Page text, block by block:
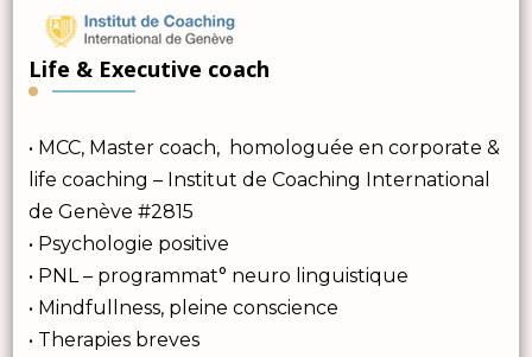
Life & Executive coach
• MCC, Master coach, homologuée en corporate &
life coaching – Institut de Coaching International
de Genève #2815
• Psychologie positive
• PNL – programmat° neuro linguistique
• Mindfullness, pleine conscience
• Therapies breves